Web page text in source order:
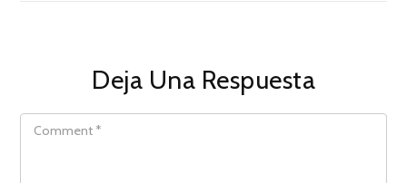
Deja Una Respuesta
COMMENT